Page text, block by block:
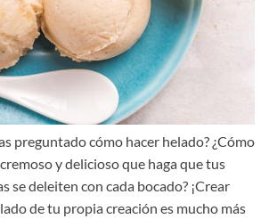
preguntado cómo hacer helado? ¿Cómo
y delicioso que haga que tus
se deleiten con cada bocado? ¡Crear
de tu propia creación es mucho más